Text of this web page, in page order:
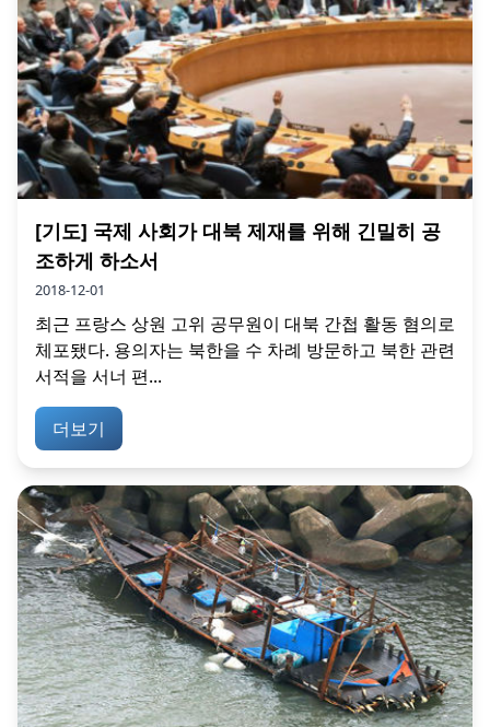
[기도] 국제 사회가 대북 제재를 위해 긴밀히 공
조하게 하소서
2018-12-01
최근 프랑스 상원 고위 공무원이 대북 간첩 활동 혐의로
체포됐다. 용의자는 북한을 수 차례 방문하고 북한 관련
서적을 서너 편...
더보기